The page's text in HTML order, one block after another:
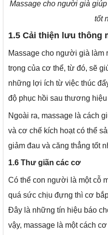
Massage cho người già
tốt
1.5 Cải thiện lưu thông
Massage cho người già làm
trọng của cơ thể, từ đó, sẽ
những lợi ích từ việc thúc
độ phục hồi sau thương hiệu
Ngoài ra, massage là cách
và cơ chế kích hoạt có thể
giảm đau và căng thẳng tốt
1.6 Thư giãn các cơ
Có thể con người là một cỗ
quá sức chịu đựng thì cơ
Đây là những tín hiệu báo
vậy, massage là một cách